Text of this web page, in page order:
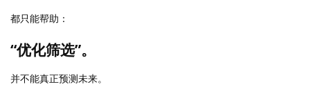
都只能帮助：
“优化筛选”。
并不能真正预测未来。